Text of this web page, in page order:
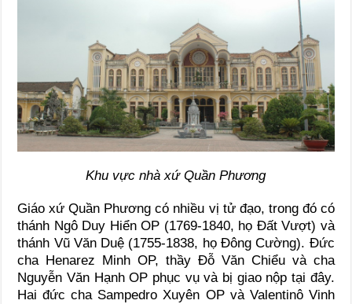
Khu vực nhà xứ Quần Phương
Giáo xứ Quần Phương có nhiều vị tử đạo, trong đó có
thánh Ngô Duy Hiển OP (1769-1840, họ Đất Vượt) và
thánh Vũ Văn Duệ (1755-1838, họ Đông Cường). Đức
cha Henarez Minh OP, thầy Đỗ Văn Chiểu và cha
Nguyễn Văn Hạnh OP phục vụ và bị giao nộp tại đây.
Hai đức cha Sampedro Xuyên OP và Valentinô Vinh